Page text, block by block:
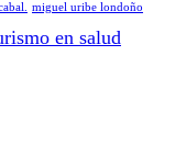
miguel uribe londoño
en salud